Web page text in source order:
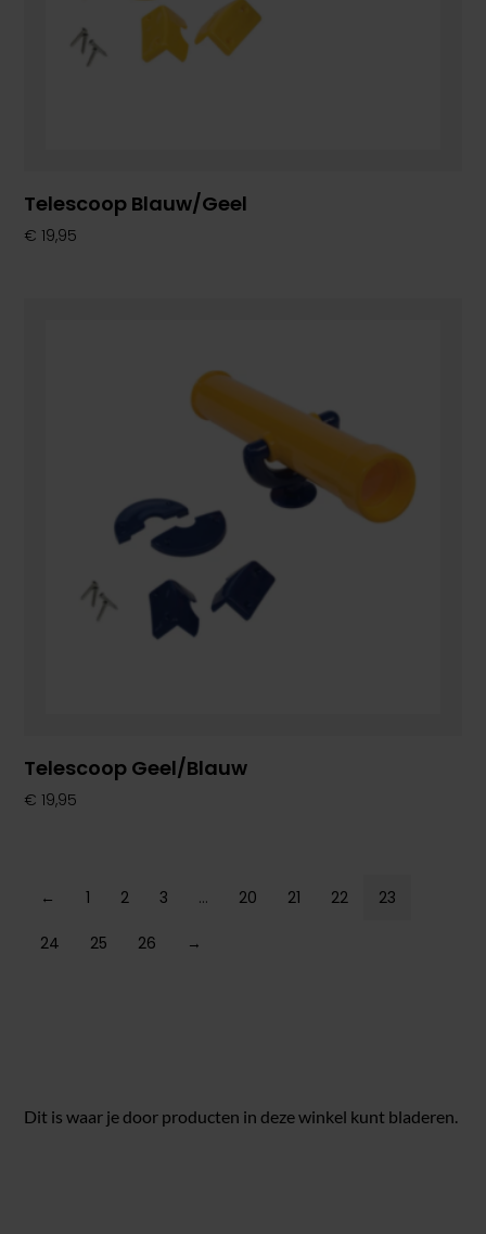
Telescoop Blauw/geel
€ 19,95
Telescoop Geel/blauw
€ 19,95
← 1 2 3 … 20 21 22 23
24 25 26 →
Dit is waar je door producten in deze winkel kunt bladeren.